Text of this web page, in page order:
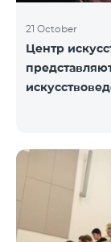
21 October
Центр